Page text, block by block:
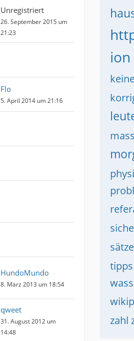
Unregistriert
26. September 2015 um
21:23
Flo
5. April 2014 um 21:16
HundoMundo
8. März 2013 um 18:54
qweet
31. August 2012 um
14:48
ion
sätze
tipps
zahl